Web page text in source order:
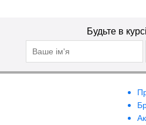
Будьте в